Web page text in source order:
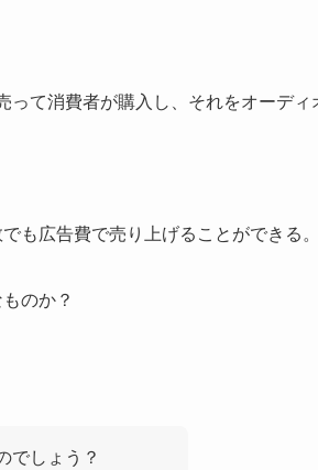
て消費者が購入し、それをオーディ
も広告費で売り上げることができる。
のか？
でしょう？